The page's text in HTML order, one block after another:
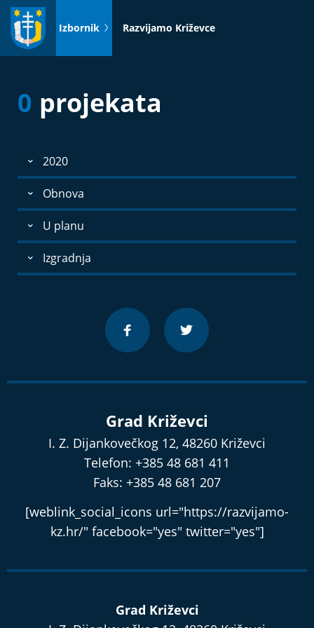
Idi
sadržaj
Izbornik Razvijamo Križevce
0 projekata
2020
Obnova
U planu
Izgradnja
Grad Križevci
I. Z. Dijankovečkog 12, 48260 Križevci
Telefon: +385 48 681 411
Faks: +385 48 681 207
[weblink_social_icons url="https://razvijamo-
kz.hr/" facebook="yes" twitter="yes"]
Grad Križevci